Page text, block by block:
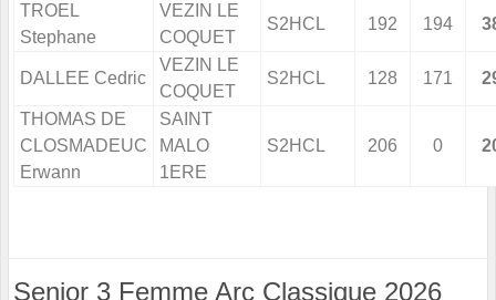
TROEL
Stephane
VEZIN LE
COQUET
S2HCL 192 194
DALLEE Cedric
VEZIN LE
COQUET
S2HCL 128 171
THOMAS DE
CLOSMADEUC
Erwann
SAINT
MALO
1ERE
S2HCL 206 0
Senior 3 Femme Arc Classique 2026